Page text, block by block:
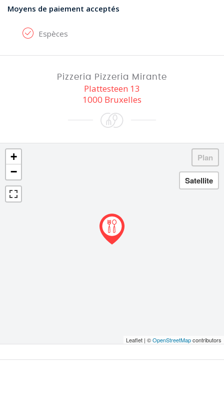
Moyens de paiement acceptés
Espèces
Pizzeria Pizzeria Mirante
Plattesteen 13
1000 Bruxelles
+
−
Leaflet | ©OpenStreetMapcontributors